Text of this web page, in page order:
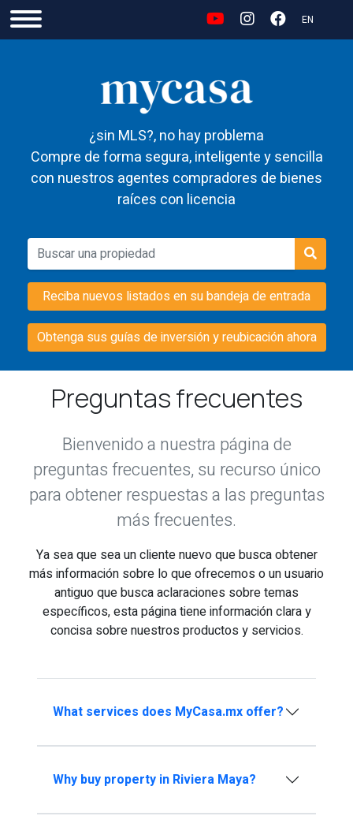
EN
¿sin MLS?, no hay problema
Compre de forma segura, inteligente y sencilla
con nuestros agentes compradores de bienes
raíces con licencia
Reciba nuevos listados en su bandeja de entrada
Obtenga sus guías de inversión y reubicación ahora
Preguntas frecuentes
Bienvenido a nuestra página de
preguntas frecuentes, su recurso único
para obtener respuestas a las preguntas
más frecuentes.
Ya sea que sea un cliente nuevo que busca obtener
más información sobre lo que ofrecemos o un usuario
antiguo que busca aclaraciones sobre temas
específicos, esta página tiene información clara y
concisa sobre nuestros productos y servicios.
What services does MyCasa.mx offer?
Why buy property in Riviera Maya?